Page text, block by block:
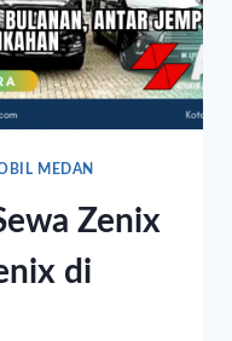
MEDAN
Zenix
di